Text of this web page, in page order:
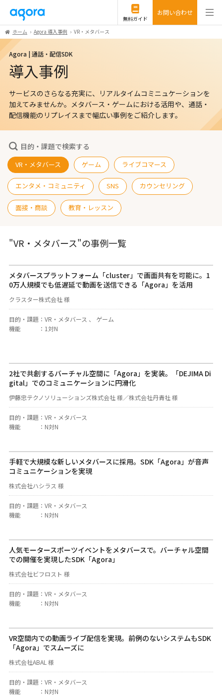
無料ガイド
お問い合わせ
ホーム Agora 導入事例 VR・メタバース
Agora | 通話・配信SDK
導入事例
サービスのさらなる充実に、リアルタイムコミニュケーションを
加えてみませんか。 メタバース・ゲームにおける活用や、通話・
配信機能のリプレイスまで幅広い事例をご紹介します。
目的・課題で検索する
VR・メタバース ゲーム ライブコマース
エンタメ・コミュニティ SNS カウンセリング
面接・商談 教育・レッスン
"VR・メタバース"の事例一覧
メタバースプラットフォーム「cluster」で画面共有を可能に。1
0万人規模でも低遅延で動画を送信できる「Agora」を活用
クラスター株式会社 様
目的・課題： VR・メタバース 、 ゲーム
機能
： 1対N
2社で共創するバーチャル空間に「Agora」を実装。「DEJIMA Di
gital」でのコミュニケーションに円滑化
伊藤忠テクノソリューションズ株式会社 様／株式会社丹青社 様
目的・課題： VR・メタバース
機能
： N対N
手軽で大規模な新しいメタバースに採用。SDK「Agora」が音声
コミュニケーションを実現
株式会社ハシラス 様
目的・課題： VR・メタバース
機能
： N対N
人気モータースポーツイベントをメタバースで。バーチャル空間
での開催を実現したSDK「Agora」
株式会社ビフロスト 様
目的・課題： VR・メタバース
機能
： N対N
VR空間内での動画ライブ配信を実現。前例のないシステムもSDK
「Agora」でスムーズに
株式会社ABAL 様
目的・課題： VR・メタバース
機能
： N対N